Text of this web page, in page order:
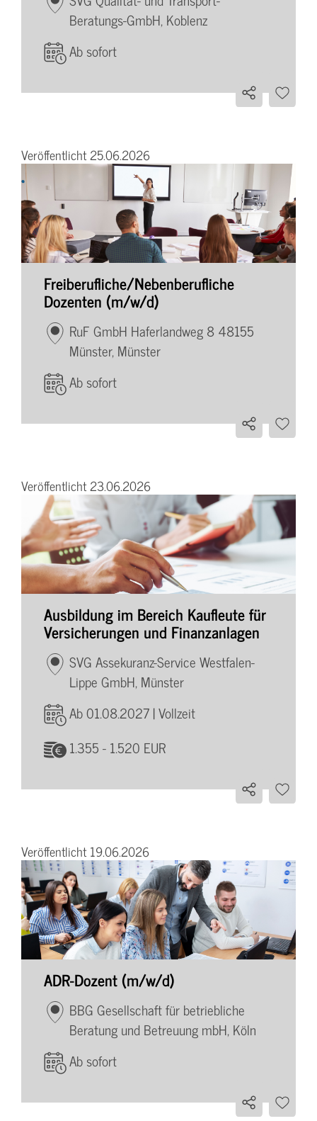
Beratungs-GmbH, Koblenz
Ab sofort
Veröffentlicht 25.06.2026
Freiberufliche/Nebenberufliche
Dozenten (m/w/d)
RuF GmbH Haferlandweg 8 48155
Münster, Münster
Ab sofort
Veröffentlicht 23.06.2026
Ausbildung im Bereich Kaufleute für
Versicherungen und Finanzanlagen
SVG Assekuranz-Service Westfalen-
Lippe GmbH, Münster
Ab 01.08.2027 | Vollzeit
1.355 - 1.520 EUR
Veröffentlicht 19.06.2026
ADR-Dozent (m/w/d)
BBG Gesellschaft für betriebliche
Beratung und Betreuung mbH, Köln
Ab sofort